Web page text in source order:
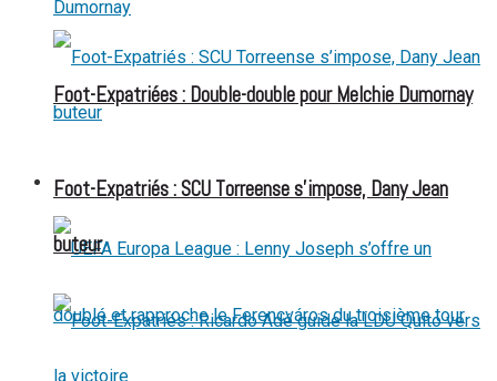
Foot-Expatriées : Double-double pour Melchie Dumornay
FOOT EXPATRIÉS
Foot-Expatriés : SCU Torreense s’impose, Dany Jean
buteur